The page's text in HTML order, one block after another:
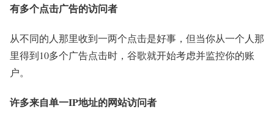
有多个点击广告的访问者
从不同的人那里收到一两个点击是好事，但当你从一个人那
里得到10多个广告点击时，谷歌就开始考虑并监控你的账
户。
许多来自单一IP地址的网站访问者